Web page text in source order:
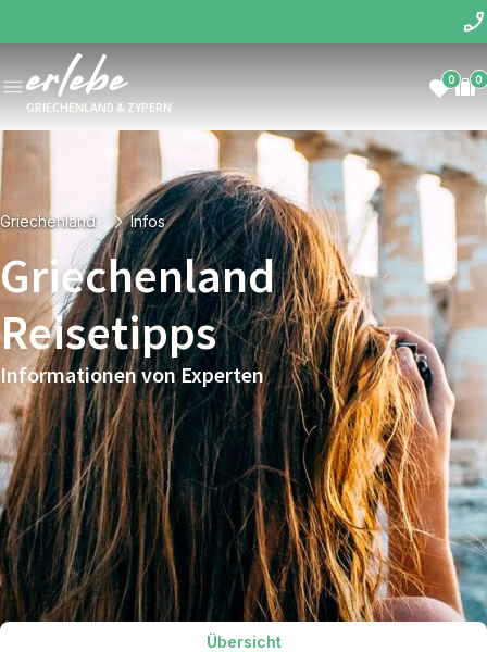
GRIECHENLAND & ZYPERN
0 0
Griechenland Infos
Griechenland
Reisetipps
Informationen von Experten
Übersicht